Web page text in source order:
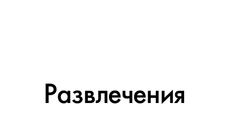
Развлечения